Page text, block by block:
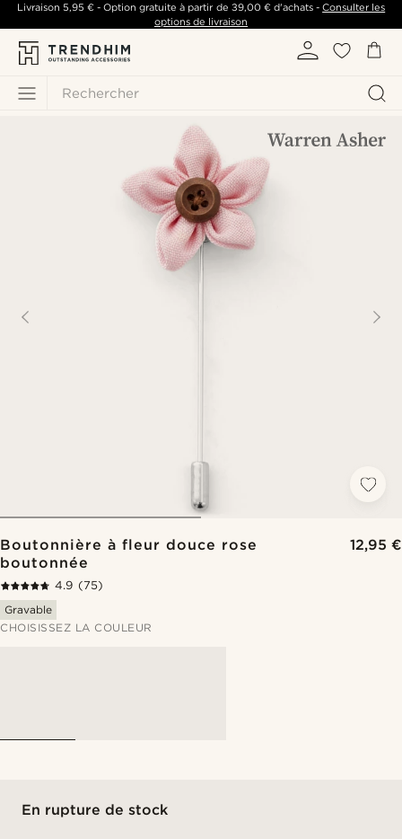
Rechercher
Livraison 5,95 €- Option gratuite à partir de 39,00 €d'achats -Consulter les
options de livraison
Boutonnière à fleur douce rose
boutonnée
12,95 €
4.9 (75)
Gravable
CHOISISSEZ LA COULEUR
En rupture de stock